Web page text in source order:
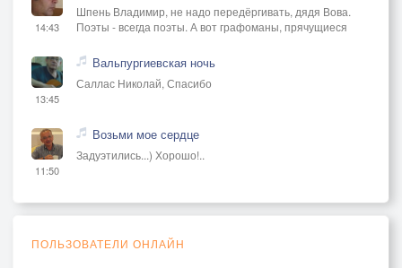
14:43
Шпень Владимир, не надо передёргивать, дядя Вова.
Поэты - всегда поэты. А вот графоманы, прячущиеся
13:45
Вальпургиевская ночь
Саллас Николай, Спасибо
11:50
Возьми мое сердце
Задуэтились...) Хорошо!..
ПОЛЬЗОВАТЕЛИ ОНЛАЙН